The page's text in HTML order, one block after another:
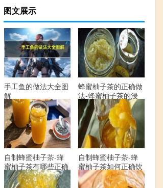
图文展示
手工鱼的做法大全图
解
蜂蜜柚子茶的正确做
法-蜂蜜柚子茶的浸
泡方法有哪些？
自制蜂蜜柚子茶-蜂
蜜柚子茶有哪些正确
的做法？
自制蜂蜜柚子茶-蜂
蜜柚子茶如何正确饮
用？